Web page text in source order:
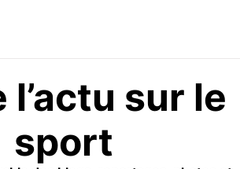
l’actu sur le
sport